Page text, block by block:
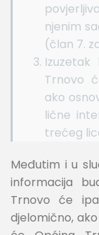
njenim
(član 7.
Trnovo
ako
lične
trećeg
Međutim i u
informacija
Trnovo će
djelomično,